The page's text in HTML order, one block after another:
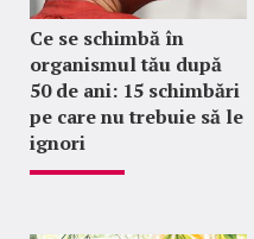
Ce se schimbă în
organismul tău după
50 de ani: 15 schimbări
pe care nu trebuie să le
ignori